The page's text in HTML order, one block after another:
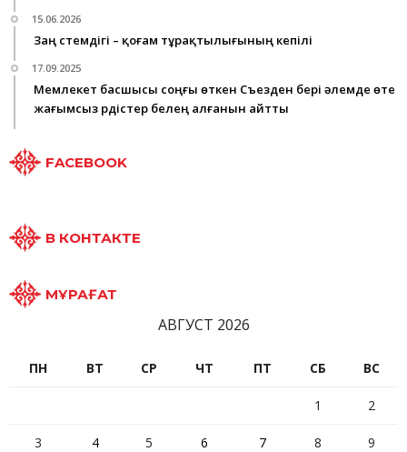
15.06.2026
Заң үстемдігі – қоғам тұрақтылығының кепілі
17.09.2025
Мемлекет басшысы соңғы өткен Съезден бері әлемде өте
жағымсыз үрдістер белең алғанын айтты
FACEBOOK
В КОНТАКТЕ
МҰРАҒАТ
АВГУСТ 2026
ПН ВТ СР ЧТ ПТ СБ ВС
1 2
3 4 5 6 7 8 9